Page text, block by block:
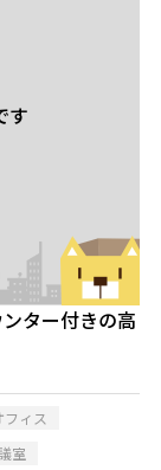
す
ター付きの高
ィス
室